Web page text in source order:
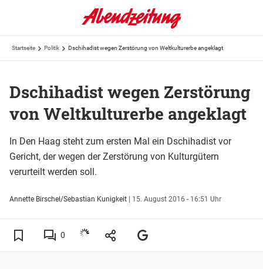
Startseite Politik Dschihadist wegen Zerstörung von Weltkulturerbe angeklagt
Dschihadist wegen Zerstörung
von Weltkulturerbe angeklagt
In Den Haag steht zum ersten Mal ein Dschihadist vor
Gericht, der wegen der Zerstörung von Kulturgütern
verurteilt werden soll.
Annette Birschel/Sebastian Kunigkeit | 15. August 2016 - 16:51 Uhr
0